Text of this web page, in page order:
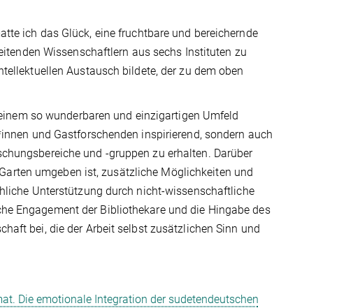
ich das Glück, eine fruchtbare und bereichernde
Wissenschaftlern aus sechs Instituten zu
Austausch bildete, der zu dem oben
so wunderbaren und einzigartigen Umfeld
und Gastforschenden inspirierend, sondern auch
und -gruppen zu erhalten. Darüber
umgeben ist, zusätzliche Möglichkeiten und
Unterstützung durch nicht-wissenschaftliche
Engagement der Bibliothekare und die Hingabe des
bei, die der Arbeit selbst zusätzlichen Sinn und
Die emotionale Integration der sudetendeutschen